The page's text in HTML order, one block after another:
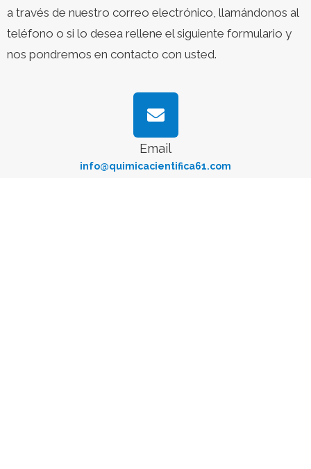
a través de nuestro correo electrónico, llamándonos al
teléfono o si lo desea rellene el siguiente formulario y
nos pondremos en contacto con usted.
Email
info@quimicacientifica61.com